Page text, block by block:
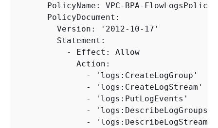
      PolicyName: VPC-BPA-FlowLogsPolicy
      PolicyDocument:
        Version: '2012-10-17'
        Statement:
          - Effect: Allow
            Action:
              - 'logs:CreateLogGroup'
              - 'logs:CreateLogStream'
              - 'logs:PutLogEvents'
              - 'logs:DescribeLogGroups'
              - 'logs:DescribeLogStreams'